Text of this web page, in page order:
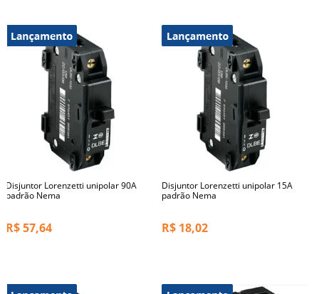
Disjuntor Lorenzetti unipolar 90A
padrão Nema
R$57,64
Disjuntor Lorenzetti unipolar 15A
padrão Nema
R$ 18,02